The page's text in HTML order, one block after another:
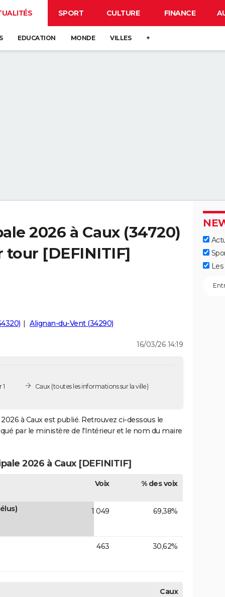
SPORT CULTURE FINANCE
EDUCATION MONDE VILLES +
2026 à Caux (34720)
tour [DEFINITIF]
Alignan-du-Vent (34290)
16/03/26 14:19
Caux (toutes les informations sur la ville)
à Caux est publié. Retrouvez ci-dessous le
par le ministère de l'Intérieur et le nom du maire
2026 à Caux [DEFINITIF]
Voix % des voix
1 049 69,38%
463 30,62%
Caux